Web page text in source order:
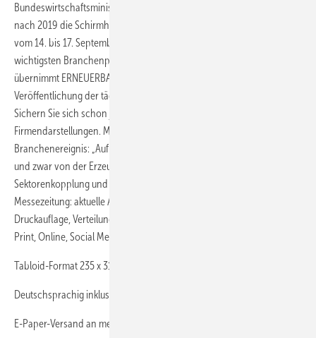
Bundeswirtschaftsminister Peter Altmaier übernimmt zum zweiten Mal
nach 2019 die Schirmherrschaft für die
vom 14. bis 17. September 2021 die gesamte Windwirtschaft auf der
wichtigsten Branchenplattform des Jahres zusammenbringt. Derweil
übernimmt ERNEUERBARE ENERGIEN zum dritten Mal die
Veröffentlichung der täglichen Messezeitung Print und Online.
Sichern Sie sich schon jetzt die besten Plätze für Ihre Neuigkeiten und
Firmendarstellungen. Messechef Klaus Liermann freut sich auf das
Branchenereignis: „Auf der Husum Wind 2021 denken wir Wind weiter,
und zwar von der Erzeugung über Ausbau und Repowering bis zu
Sektorenkopplung und grünem Wasserstoff.” Erscheinung der
Messezeitung: aktuelle Ausgaben am 14., 15. und 16.09.2021; 2.500
Druckauflage, Verteilung auf der Messe und in Hotels; Verbreitung
Print, Online, Social Media Twitter, Xing, Facebook
Tabloid-Format 235 x 315 mm
Deutschsprachig inklusive englischer Passagen
E-Paper-Versand an mehr als 6.000 Empfänger